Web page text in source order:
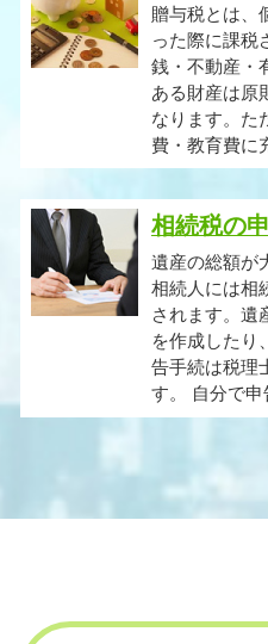
贈与税とは、
った際に課税
銭・不動産・
ある財産は原
なります。た
費・教育費に
相続税の
遺産の総額が
相続人には相
されます。遺
を作成したり
告手続は税理
す。 自分で